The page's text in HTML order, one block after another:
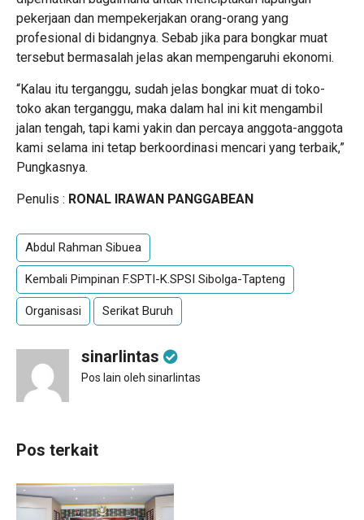
pekerjaan dan mempekerjakan orang-orang yang
profesional di bidangnya. Sebab jika para bongkar muat
tersebut bermasalah jelas akan mempengaruhi ekonomi.
“Kalau itu terganggu, sudah jelas bongkar muat di toko-
toko akan terganggu, maka dalam hal ini kit mengambil
jalan tengah, tapi kami yakin dan percaya anggota-anggota
kami selama ini tetap berkoordinasi mencari yang terbaik,”
Pungkasnya.
Penulis : RONAL IRAWAN PANGGABEAN
Abdul Rahman Sibuea
Kembali Pimpinan F.SPTI-K.SPSI Sibolga-Tapteng
Organisasi Serikat Buruh
sinarlintas
Pos lain oleh sinarlintas
Pos terkait